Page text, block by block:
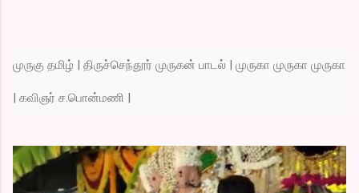
முருகு தமிழ் | திருச்செந்தூர் முருகன் பாடல் | முருகா முருகா முருகா
| கவிஞர் ச.பொன்மணி |